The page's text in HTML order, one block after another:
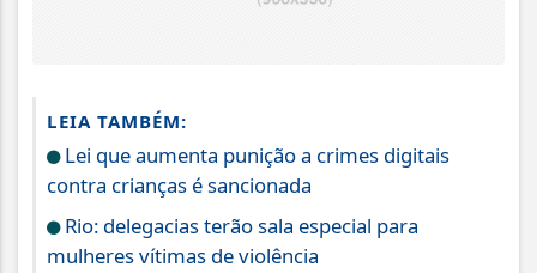
LEIA TAMBÉM:
Lei que aumenta punição a crimes digitais
contra crianças é sancionada
Rio: delegacias terão sala especial para
mulheres vítimas de violência